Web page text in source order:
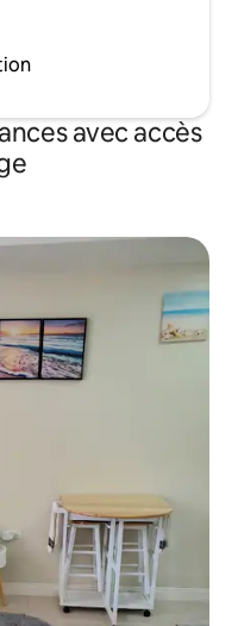
avec accès